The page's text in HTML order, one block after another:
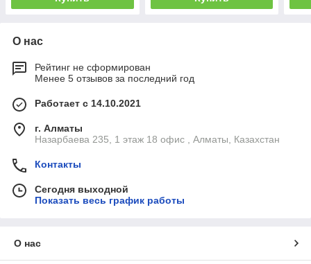
О нас
Рейтинг не сформирован
Менее 5 отзывов за последний год
Работает с 14.10.2021
г. Алматы
Назарбаева 235, 1 этаж 18 офис , Алматы, Казахстан
Контакты
Сегодня выходной
Показать весь график работы
О нас